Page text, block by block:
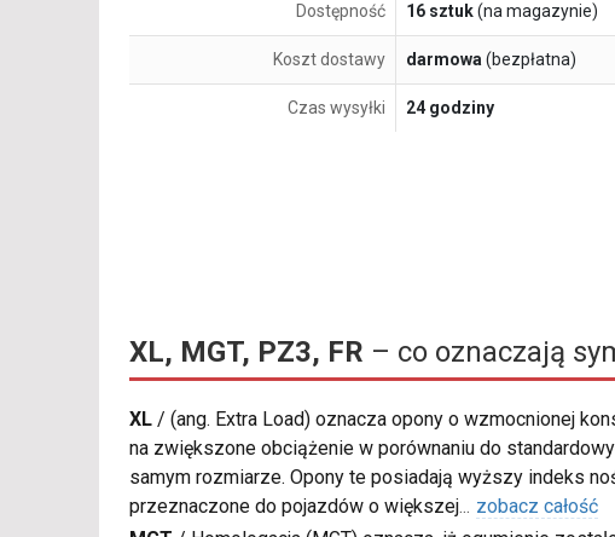
Dostępność 16 sztuk(na magazynie)
Koszt dostawy darmowa(bezpłatna)
Czas wysyłki 24 godziny
XL, MGT, PZ3, FR – co oznaczają
XL / (ang. Extra Load) oznacza opony o wzmocnionej
na zwiększone obciążenie w porównaniu do
samym rozmiarze. Opony te posiadają wyższy indeks
przeznaczone do pojazdów o większej... zobacz całość